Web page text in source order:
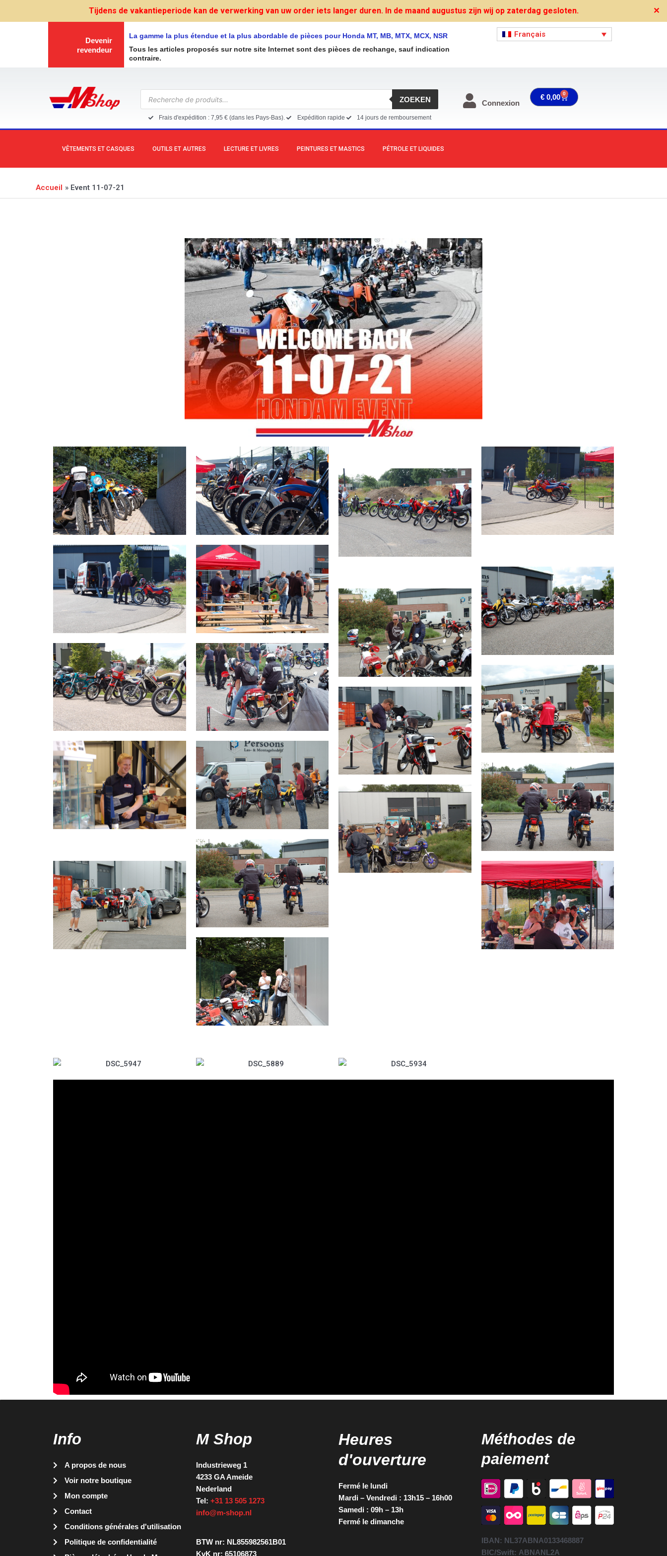
Tijdens de vakantieperiode kan de verwerking van uw order iets langer duren. In de maand augustus zijn wij op zaterdag gesloten. ✕
Devenir
revendeur
La gamme la plus étendue et la plus abordable de pièces pour Honda MT, MB, MTX, MCX, NSR
Tous les articles proposés sur notre site Internet sont des pièces de rechange, sauf indication
contraire.
Français
Recherche
de
produits
ZOEKEN
Frais d'expédition : 7,95 € (dans les Pays-Bas). Expédition rapide 14 jours de remboursement
Connexion
€ 0,00 0 Panier
VÊTEMENTS ET CASQUES OUTILS ET AUTRES LECTURE ET LIVRES PEINTURES ET MASTICS PÉTROLE ET LIQUIDES
Accueil Event 11-07-21
Info
A propos de nous
Voir notre boutique
Mon compte
Contact
Conditions générales d'utilisation
Politique de confidentialité
M Shop
Industrieweg 1
4233 GA Ameide
Nederland
Tel: +31 13 505 1273
info@m-shop.nl
BTW nr: NL855982561B01
KvK nr: 65106873
Heures
d'ouverture
Fermé le lundi
Mardi – Vendredi : 13h15 – 16h00
Samedi : 09h – 13h
Fermé le dimanche
Méthodes de
paiement
IBAN: NL37ABNA0133468887
BIC/Swift: ABNANL2A